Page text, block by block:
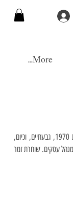
More...